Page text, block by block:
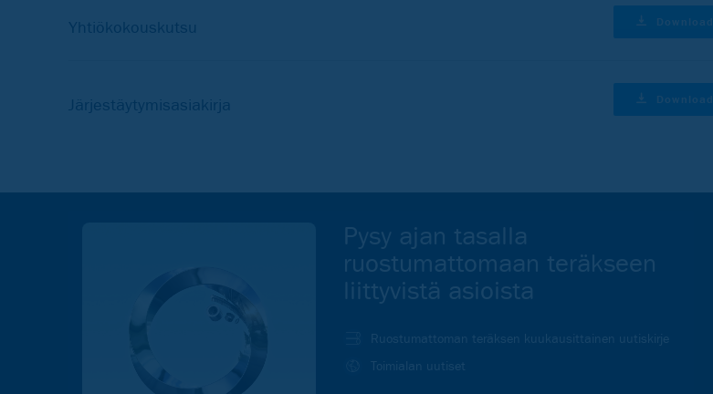
Yhtiökokouskutsu Download
Järjestäytymisasiakirja Download
Pysy ajan tasalla
ruostumattomaan teräkseen
liittyvistä asioista
Ruostumattoman teräksen kuukausittainen uutiskirje
Toimialan uutiset